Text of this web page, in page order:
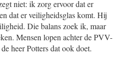
niet: ik zorg ervoor dat er
dat er veiligheidsglas komt. Hij
Die balans zoek ik, maar
Mensen lopen achter de PVV-
heer Potters dat ook doet.